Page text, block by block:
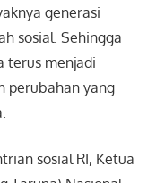
generasi
sosial. Sehingga
terus menjadi
perubahan yang
sosial RI, Ketua